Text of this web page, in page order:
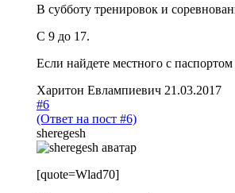
В субботу тренировок и
С 9 до 17.
Если найдете местного с
Харитон Евлампиевич 21.03.2017
#6
(Ответ на пост #6)
sheregesh
[quote=Wlad70]